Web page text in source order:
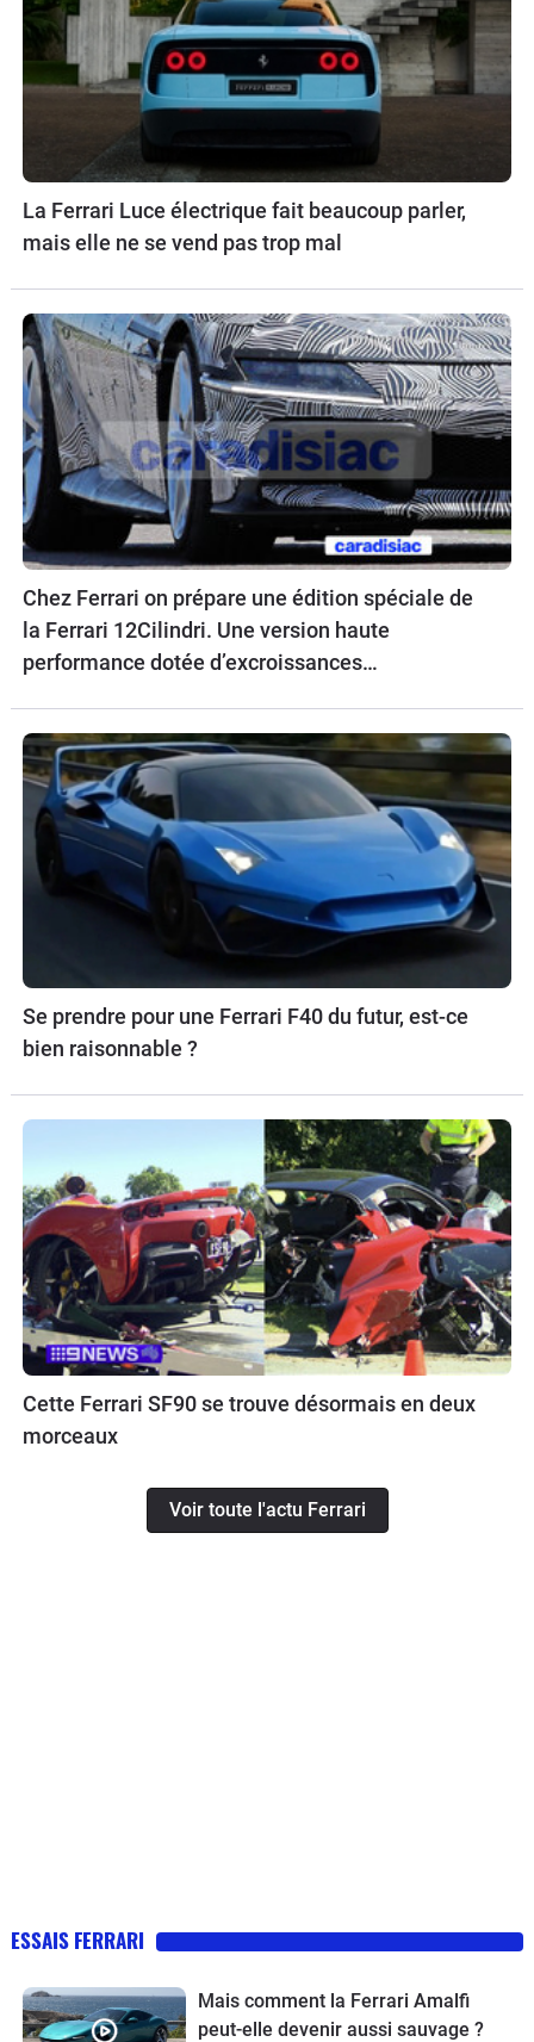
La Ferrari Luce électrique fait beaucoup parler,
mais elle ne se vend pas trop mal
Chez Ferrari on prépare une édition spéciale de
la Ferrari 12Cilindri. Une version haute
performance dotée d’excroissances
Se prendre pour une Ferrari F40 du futur, est-ce
bien raisonnable ?
Cette Ferrari SF90 se trouve désormais en deux
morceaux
Voir toute l'actu Ferrari
ESSAIS FERRARI
Mais comment la Ferrari Amalfi
peut-elle devenir aussi sauvage ?